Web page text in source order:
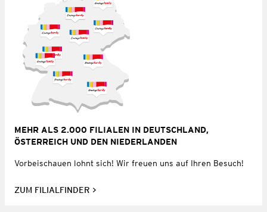
MEHR ALS 2.000 FILIALEN IN DEUTSCHLAND,
ÖSTERREICH UND DEN NIEDERLANDEN
Vorbeischauen lohnt sich! Wir freuen uns auf Ihren Besuch!
ZUM FILIALFINDER